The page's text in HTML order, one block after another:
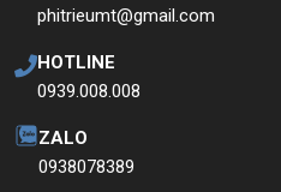
phitrieumt@gmail.com
HOTLINE
0939.008.008
ZALO
0938078389